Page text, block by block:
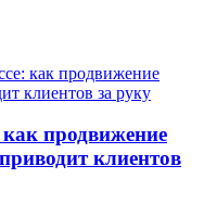
продвижение
клиентов